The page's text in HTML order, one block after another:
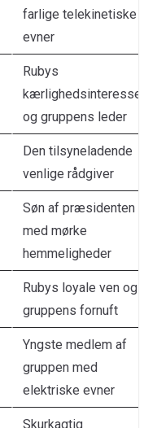
farlige telekinetiske
evner
Rubys
kærlighedsinteresse
og gruppens leder
Den tilsyneladende
venlige rådgiver
Søn af præsidenten
med mørke
hemmeligheder
Rubys loyale ven og
gruppens fornuft
Yngste medlem af
gruppen med
elektriske evner
Skurkagtig